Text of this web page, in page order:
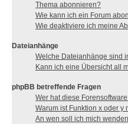
Thema abonnieren?
Wie kann ich ein Forum
Wie deaktiviere ich meine
Dateianhänge
Welche Dateianhänge sind
Kann ich eine Übersicht all
phpBB betreffende Fragen
Wer hat diese
Warum ist Funktion x oder y
An wen soll ich mich